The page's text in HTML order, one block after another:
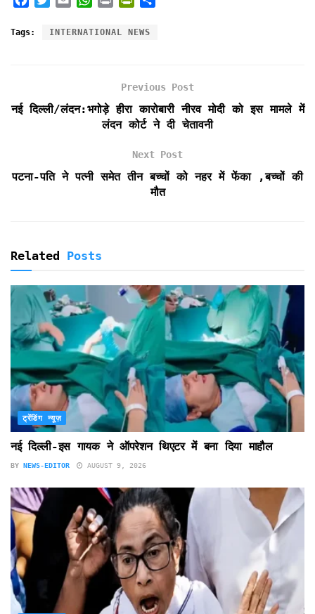
c
k
i
a
a
p
i
i
r
i
e
d
l
y
Tags: INTERNATIONAL NEWS
Previous Post
नई दिल्ली/लंदन:भगोड़े हीरा कारोबारी नीरव मोदी को इस मामले में
लंदन कोर्ट ने दी चेतावनी
Next Post
पटना-पति ने पत्नी समेत तीन बच्चों को नहर में फेंका ,बच्चों की
मौत
Related Posts
ट्रेंडिंग न्यूज़
नई दिल्ली-इस गायक ने ऑपरेशन थिएटर में बना दिया माहौल
BY NEWS-EDITOR AUGUST 9, 2026